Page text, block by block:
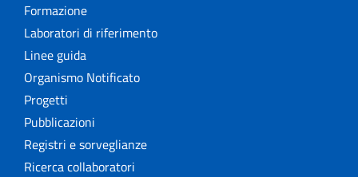
Formazione
Laboratori di riferimento
Linee guida
Organismo Notificato
Progetti
Pubblicazioni
Registri e sorveglianze
Ricerca collaboratori